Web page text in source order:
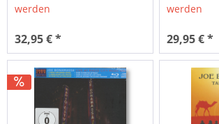
werden
32,95 € *
werden
29,95 € *